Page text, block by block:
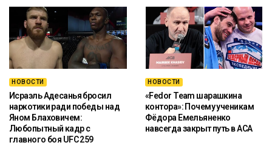
НОВОСТИ
Исраэль Адесанья бросил
наркотики ради победы над
Яном Блаховичем:
Любопытный кадр с
главного боя UFC 259
НОВОСТИ
«Fedor Team шарашкина
контора»: Почему ученикам
Фёдора Емельяненко
навсегда закрыт путь в ACA